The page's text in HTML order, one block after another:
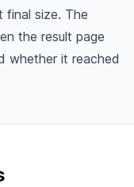
final size. The
the result page
whether it reached